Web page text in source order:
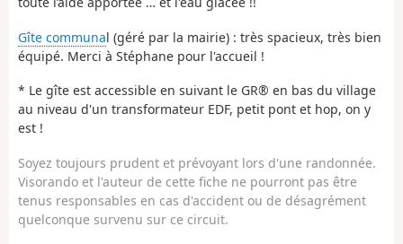
Gîte communal (géré par la mairie) : très spacieux, très bien
équipé. Merci à Stéphane pour l'accueil !
* Le gîte est accessible en suivant le GR® en bas du village
au niveau d'un transformateur EDF, petit pont et hop, on y
est !
Soyez toujours prudent et prévoyant lors d'une randonnée.
Visorando et l'auteur de cette fiche ne pourront pas être
tenus responsables en cas d'accident ou de désagrément
quelconque survenu sur ce circuit.